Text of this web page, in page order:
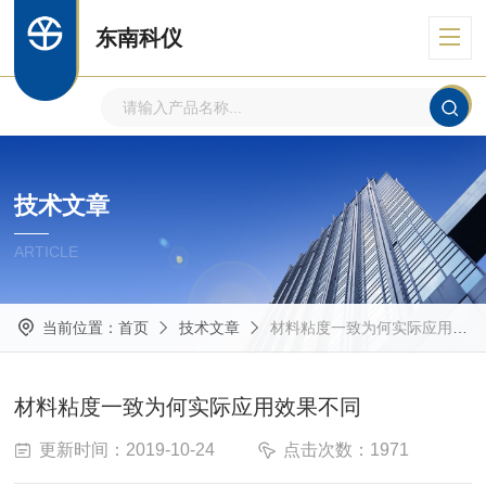
东南科仪
技术文章
ARTICLE
当前位置： 首页 技术文章 材料粘度一致为何实际应用效果不同
材料粘度一致为何实际应用效果不同
更新时间：2019-10-24 点击次数：1971